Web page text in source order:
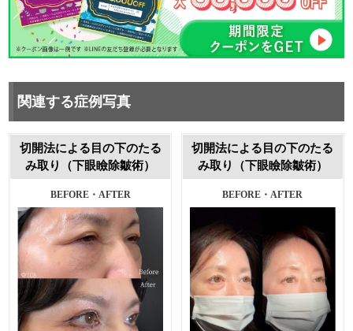
関連する症例写真
切開法による目の下のたる
み取り（下眼瞼除皺術）
BEFORE・AFTER
切開法による目の下のたる
み取り（下眼瞼除皺術）
BEFORE・AFTER